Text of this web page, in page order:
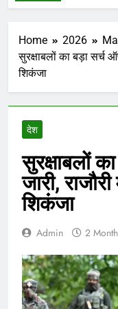
Home 2026
सुरक्षाबलों का बड़ा सर्च
शिकंजा
देश
सुरक्षाबलों
जारी,
शिकंजा
Admin 2